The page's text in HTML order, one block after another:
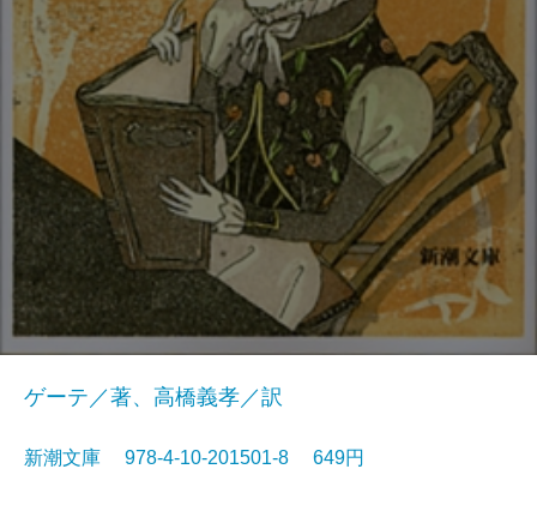
ゲーテ／著、高橋義孝／訳
新潮文庫 978-4-10-201501-8 649円